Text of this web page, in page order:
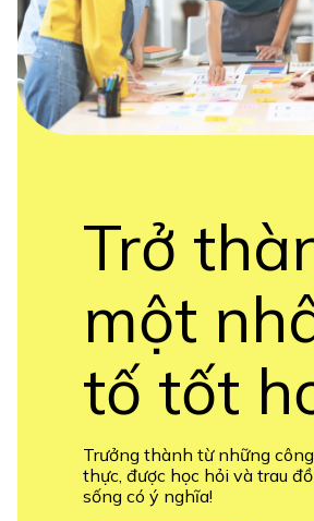
Trở
một
tố tốt
Trưởng thành từ những
thực, được học hỏi và trau
sống có ý nghĩa!